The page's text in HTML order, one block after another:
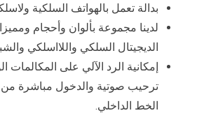
بدالة تعمل بالهواتف السلكية
لدينا مجموعة بألوان وأحجام
الديجيتال السلكي واللااسلكي
إمكانية الرد الآلي على المكالمات
ترحيب صوتية والدخول مباشرة
الخط الداخلي.